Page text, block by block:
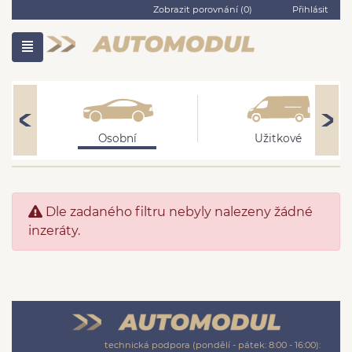
Zobrazit porovnání (0) Přihlásit
Osobní Užitkové
Dle zadaného filtru nebyly nalezeny žádné
inzeráty.
technická podpora (pondělí - pátek: 8:00 - 16:00):